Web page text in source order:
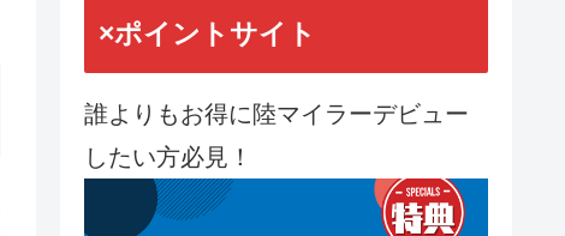
×ポイントサイト
誰よりもお得に陸マイラーデビュー
したい方必見！